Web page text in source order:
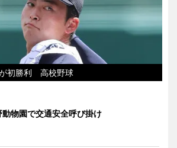
初勝利 高校野球
動物園で交通安全呼び掛け